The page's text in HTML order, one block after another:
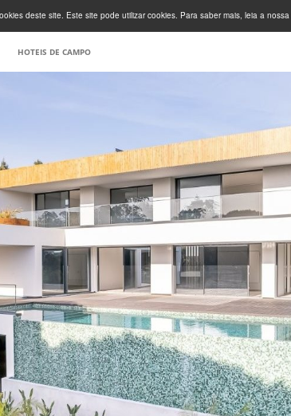
deste site. Este site pode utilizar cookies. Para saber mais, leia a nossa
HOTEIS DE CAMPO